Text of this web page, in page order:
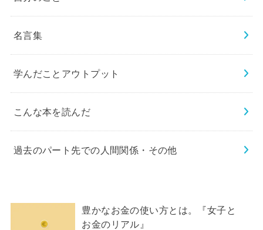
名言集
学んだことアウトプット
こんな本を読んだ
過去のパート先での人間関係・その他
豊かなお金の使い方とは。『女子と
お金のリアル』